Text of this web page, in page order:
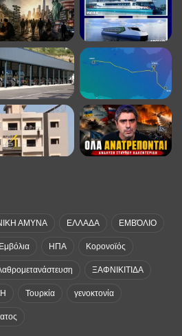
ΑΜΥΝΑ ΕΛΛΑΔΑ ΕΜΒΌΛΙΟ
Εμβόλια ΗΠΑ Κορονοϊός
ΞΑΦΝΙΚΙΤΙΔΑ
Τουρκία γενοκτονία